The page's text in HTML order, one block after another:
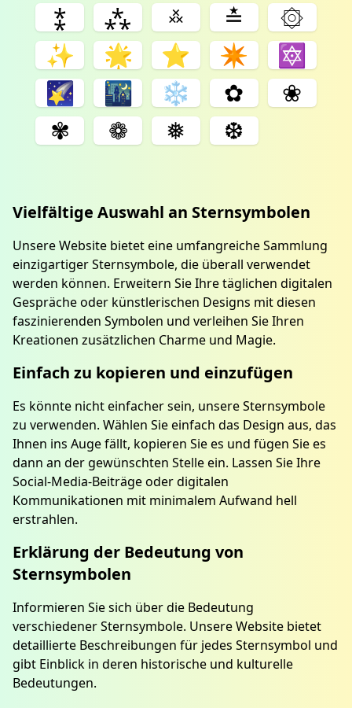
⁑
⁂ ࿏ ≛
۞
✨
🌟 ⭐ ✴
🔯
🌠
🌃 ❄ ✿
❀
✾
❁ ❅ ❆
Vielfältige Auswahl an Sternsymbolen
Unsere Website bietet eine umfangreiche Sammlung
einzigartiger Sternsymbole, die überall verwendet
werden können. Erweitern Sie Ihre täglichen digitalen
Gespräche oder künstlerischen Designs mit diesen
faszinierenden Symbolen und verleihen Sie Ihren
Kreationen zusätzlichen Charme und Magie.
Einfach zu kopieren und einzufügen
Es könnte nicht einfacher sein, unsere Sternsymbole
zu verwenden. Wählen Sie einfach das Design aus, das
Ihnen ins Auge fällt, kopieren Sie es und fügen Sie es
dann an der gewünschten Stelle ein. Lassen Sie Ihre
Social-Media-Beiträge oder digitalen
Kommunikationen mit minimalem Aufwand hell
erstrahlen.
Erklärung der Bedeutung von
Sternsymbolen
Informieren Sie sich über die Bedeutung
verschiedener Sternsymbole. Unsere Website bietet
detaillierte Beschreibungen für jedes Sternsymbol und
gibt Einblick in deren historische und kulturelle
Bedeutungen.